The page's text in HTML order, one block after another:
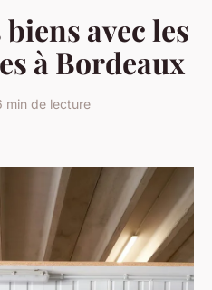
avec les
à Bordeaux
de lecture